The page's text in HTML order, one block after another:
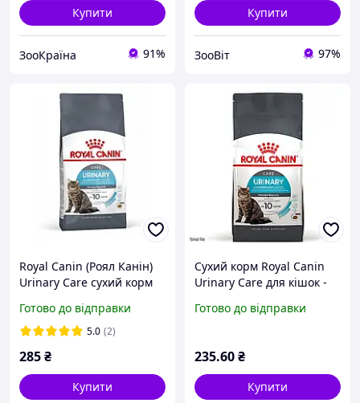
Купити
ЗооКраїна 91%
Купити
ЗооВіт 97%
Royal Canin (Роял Канін)
Urinary Care сухий корм
профілактика
сечокам'яної хвороби 2 кг
Готово до відправки
5.0 (2)
285₴
Купити
Сухий корм Royal Canin
Urinary Care для кішок -
Готово до відправки
235.60₴
Купити